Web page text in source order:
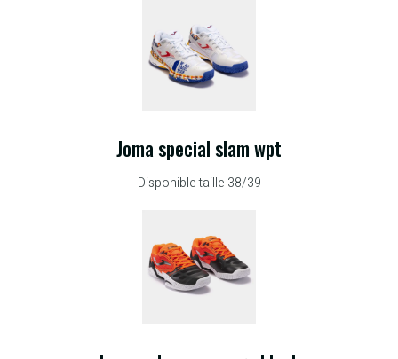
Joma special slam wpt
Disponible taille 38/39